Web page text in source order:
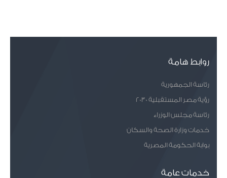
روابط هامة
رئاسة الجمهورية
رؤية مصر المستقبلية 2030
رئاسة مجلس الوزراء
خدمات وزارة الصحة والسكان
بوابة الحكومة المصرية
خدمات عامة